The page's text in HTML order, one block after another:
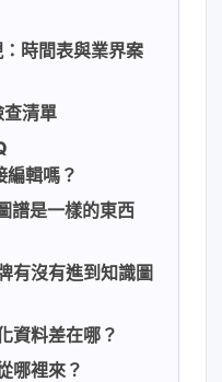
時間表與業界案
清單
編輯嗎？
譜是一樣的東西
有沒有進到知識圖
資料差在哪？
哪裡來？